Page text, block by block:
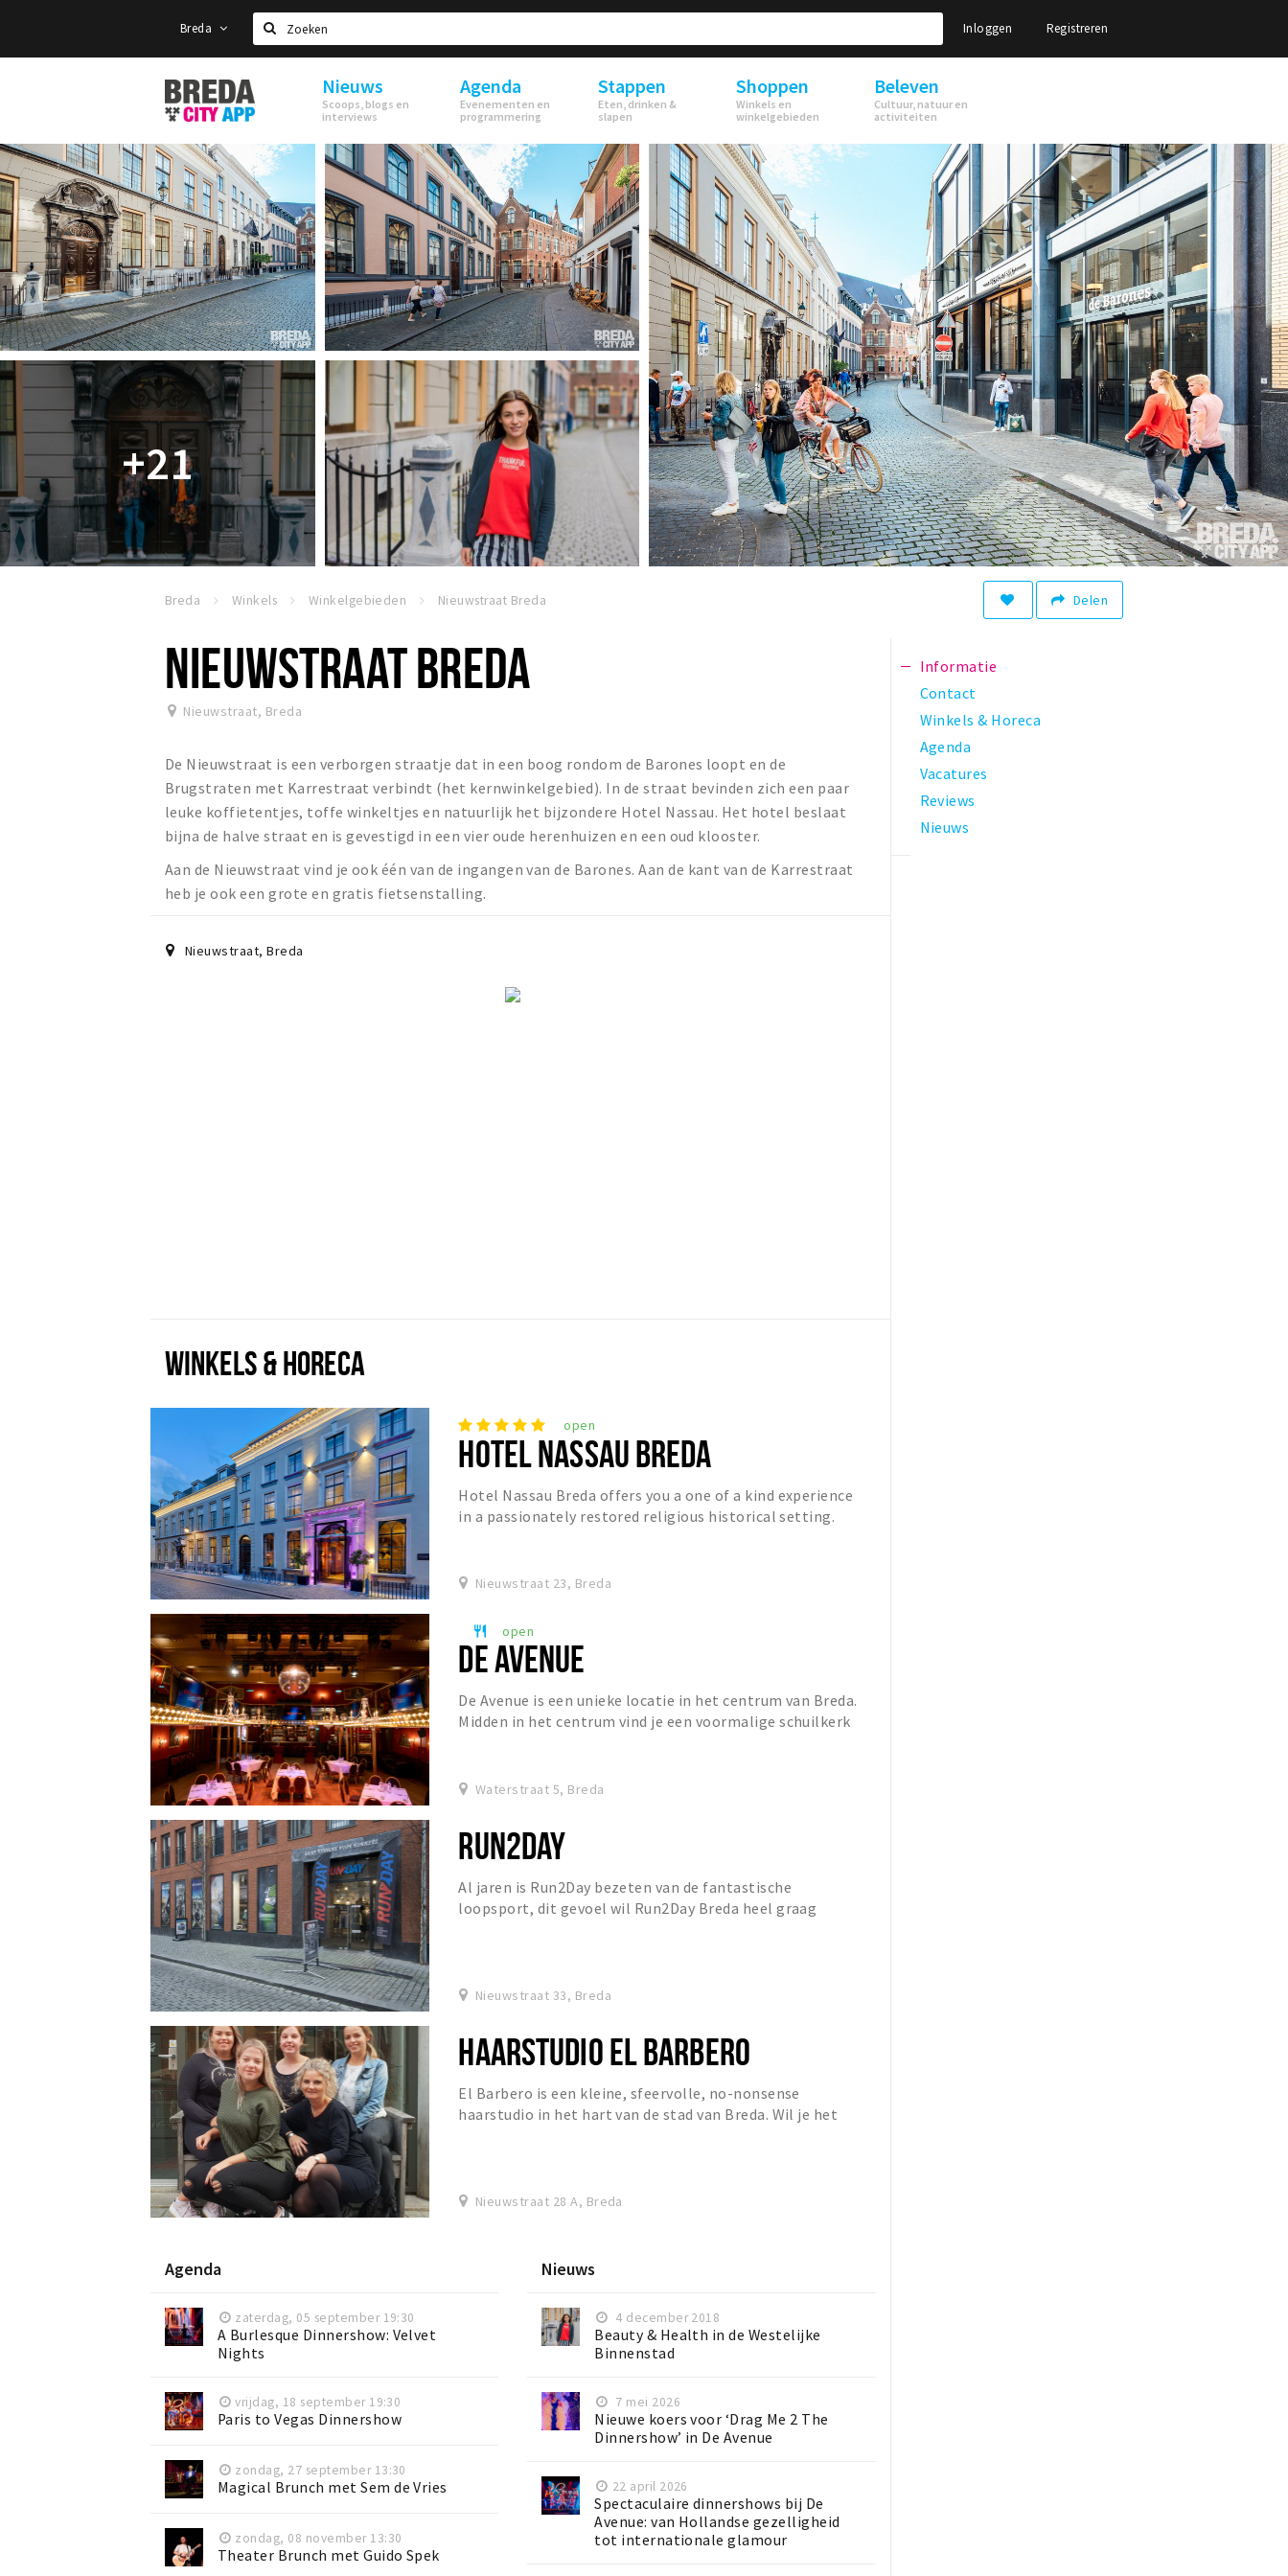
Breda
Zoeken
Inloggen Registreren
Stappen
&
Shoppen
Breda
Nieuws
Scoops, blogs en
interviews
Agenda
Evenementen en
programmering
Stappen
Eten, drinken &
slapen
Shoppen
Winkels en
winkelgebieden
Beleven
Cultuur, natuur en
activiteiten
+21
Breda Winkels Winkelgebieden Nieuwstraat Breda Delen
NIEUWSTRAAT BREDA
Nieuwstraat, Breda
De Nieuwstraat is een verborgen straatje dat in een boog rondom de Barones loopt en de
Brugstraten met Karrestraat verbindt (het kernwinkelgebied). In de straat bevinden zich een paar
leuke koffietentjes, toffe winkeltjes en natuurlijk het bijzondere Hotel Nassau. Het hotel beslaat
bijna de halve straat en is gevestigd in een vier oude herenhuizen en een oud klooster.
Aan de Nieuwstraat vind je ook één van de ingangen van de Barones. Aan de kant van de Karrestraat
heb je ook een grote en gratis fietsenstalling.
Nieuwstraat,Breda
WINKELS & HORECA
open
HOTEL NASSAU BREDA
Hotel Nassau Breda offers you a one of a kind experience
in a passionately restored religious historical setting.
Nieuwstraat 23, Breda
restaurant open
DE AVENUE
De Avenue is een unieke locatie in het centrum van Breda.
Midden in het centrum vind je een voormalige schuilkerk
Waterstraat 5, Breda
RUN2DAY
Al jaren is Run2Day bezeten van de fantastische
loopsport, dit gevoel wil Run2Day Breda heel graag
Nieuwstraat 33, Breda
HAARSTUDIO EL BARBERO
El Barbero is een kleine, sfeervolle, no-nonsense
haarstudio in het hart van de stad van Breda. Wil je het
Nieuwstraat 28 A, Breda
Agenda
zaterdag, 05 september 19:30
A Burlesque Dinnershow: Velvet
Nights
vrijdag, 18 september 19:30
Paris to Vegas Dinnershow
zondag, 27 september 13:30
Magical Brunch met Sem de Vries
zondag, 08 november 13:30
Theater Brunch met Guido Spek
Nieuws
4 december 2018
Beauty & Health in de Westelijke
Binnenstad
7 mei 2026
Nieuwe koers voor ‘Drag Me 2 The
Dinnershow’ in De Avenue
22 april 2026
Spectaculaire dinnershows bij De
Avenue: van Hollandse gezelligheid
tot internationale glamour
Informatie
Contact
Winkels & Horeca
Agenda
Vacatures
Reviews
Nieuws